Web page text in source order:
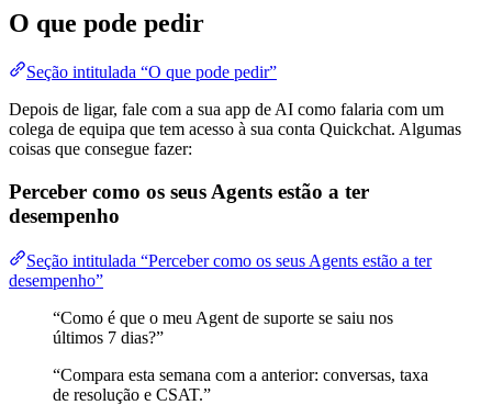
O que pode pedir
Seção intitulada “O que pode pedir”
Depois de ligar, fale com a sua app de AI como falaria com um
colega de equipa que tem acesso à sua conta Quickchat. Algumas
coisas que consegue fazer:
Perceber como os seus Agents estão a ter
desempenho
Seção intitulada “Perceber como os seus Agents estão a ter
desempenho”
“Como é que o meu Agent de suporte se saiu nos
últimos 7 dias?”
“Compara esta semana com a anterior: conversas, taxa
de resolução e CSAT.”